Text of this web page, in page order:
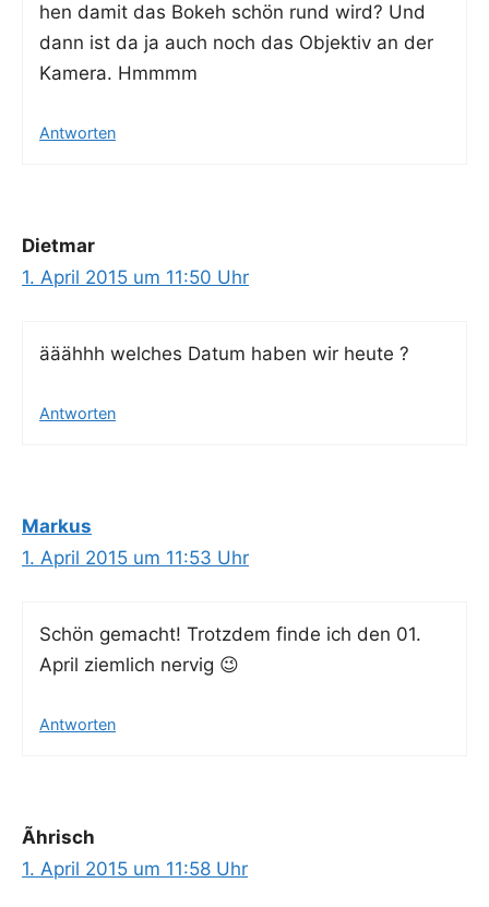
hen damit das Bokeh schön rund wird? Und
dann ist da ja auch noch das Objek­tiv an der
Kame­ra. Hmmmm
Antworten
Dietmar
1. April 2015 um 11:50 Uhr
ääähhh wel­ches Datum haben wir heute ?
Antworten
Markus
1. April 2015 um 11:53 Uhr
Schön gemacht! Trotz­dem fin­de ich den 01.
April ziem­lich nervig 😉
Antworten
Ãhrisch
1. April 2015 um 11:58 Uhr